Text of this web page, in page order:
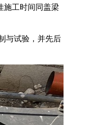
施工时间同盖梁
与试验，并先后